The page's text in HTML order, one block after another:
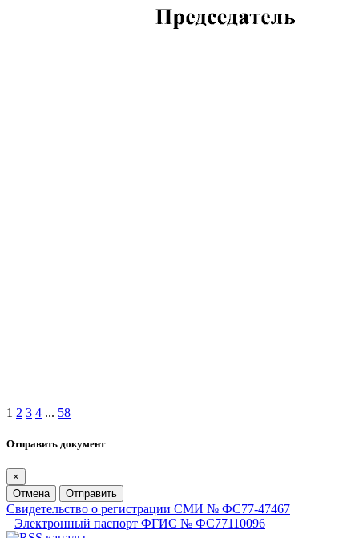
1 2 3 4 ... 58
Отправить документ
×
Отмена
Отправить
Свидетельство о регистрации СМИ № ФС77-47467
Электронный паспорт ФГИС № ФС77110096